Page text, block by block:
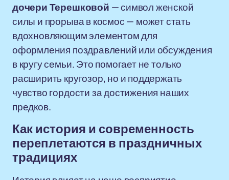
дочери Терешковой — символ женской
силы и прорыва в космос — может стать
вдохновляющим элементом для
оформления поздравлений или обсуждения
в кругу семьи. Это помогает не только
расширить кругозор, но и поддержать
чувство гордости за достижения наших
предков.
Как история и современность
переплетаются в праздничных
традициях